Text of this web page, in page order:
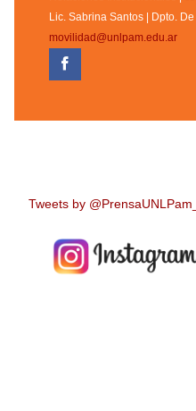
Lic. Sabrina Santos | Dpto.
movilidad@unlpam.edu.ar
Tweets by